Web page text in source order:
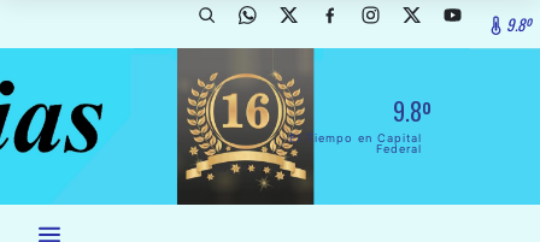
9.8º
9.8º
El Tiempo en Capital
Federal